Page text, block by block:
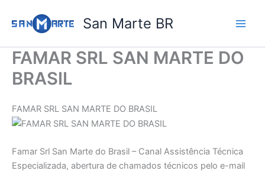
para
conteúdo
San Marte BR
FAMAR SRL SAN MARTE DO
BRASIL
FAMAR SRL SAN MARTE DO BRASIL
Famar Srl San Marte do Brasil – Canal Assistência Técnica
Especializada, abertura de chamados técnicos pelo e-mail